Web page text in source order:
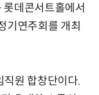
데콘서트홀에서
기연주회를 개최
원 합창단이다.